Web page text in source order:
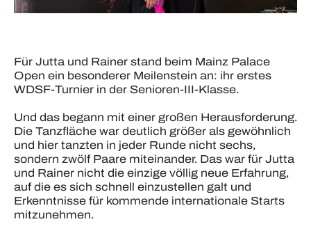
Für Jutta und Rainer stand beim Mainz Palace
Open ein besonderer Meilenstein an: ihr erstes
WDSF-Turnier in der Senioren-III-Klasse.
Und das begann mit einer großen Herausforderung.
Die Tanzfläche war deutlich größer als gewöhnlich
und hier tanzten in jeder Runde nicht sechs,
sondern zwölf Paare miteinander. Das war für Jutta
und Rainer nicht die einzige völlig neue Erfahrung,
auf die es sich schnell einzustellen galt und
Erkenntnisse für kommende internationale Starts
mitzunehmen.